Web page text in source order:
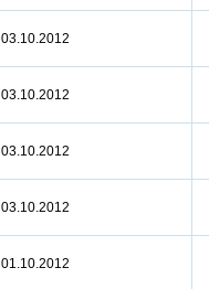
03.10.2012
03.10.2012
03.10.2012
03.10.2012
01.10.2012